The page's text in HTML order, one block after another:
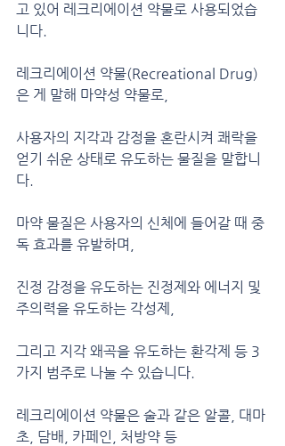
고 있어 레크리에이션 약물로 사용되었습
니다.
레크리에이션 약물(Recreational Drug)
은 게 말해 마약성 약물로,
사용자의 지각과 감정을 혼란시켜 쾌락을
얻기 쉬운 상태로 유도하는 물질을 말합니
다.
마약 물질은 사용자의 신체에 들어갈 때 중
독 효과를 유발하며,
진정 감정을 유도하는 진정제와 에너지 및
주의력을 유도하는 각성제,
그리고 지각 왜곡을 유도하는 환각제 등 3
가지 범주로 나눌 수 있습니다.
레크리에이션 약물은 술과 같은 알콜, 대마
초, 담배, 카페인, 처방약 등